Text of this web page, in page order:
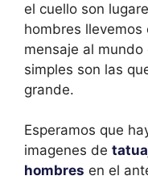
el cuello son
hombres
mensaje al
simples son las
grande.
Esperamos que
imagenes de
hombres en el